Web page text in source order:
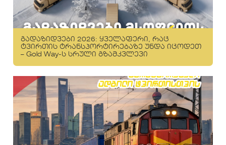
გადაზიდვები 2026: ყველაფერი, რაც
ტვირთის ტრანსპორტირებაზე უნდა იცოდეთ
– Gold Way-ს სრული გზამკვლევი